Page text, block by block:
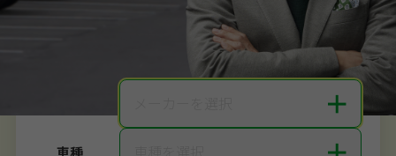
電話か出張か、高い方の査定を提案。カンタンWeb査定
ご依頼いただいたお車を丁寧に査定いたします
＋
車種